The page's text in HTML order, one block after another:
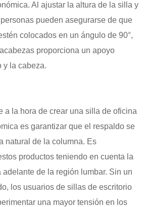
Al ajustar la altura de la silla y
pueden asegurarse de que
colocados en un ángulo de 90°,
proporciona un apoyo
y la cabeza.
a la hora de crear una silla de oficina
es garantizar que el respaldo se
natural de la columna. Es
productos teniendo en cuenta la
de la región lumbar. Sin un
los usuarios de sillas de escritorio
una mayor tensión en los